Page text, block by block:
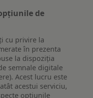
de
cu privire la
în prezenta
la dispoziția
semnale digitale
Acest lucru este
acestui serviciu,
opțiunile